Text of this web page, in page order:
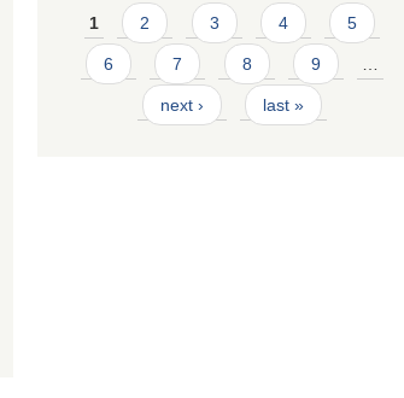
Pages
1 2 3 4 5
6 7 8 9
next › last »